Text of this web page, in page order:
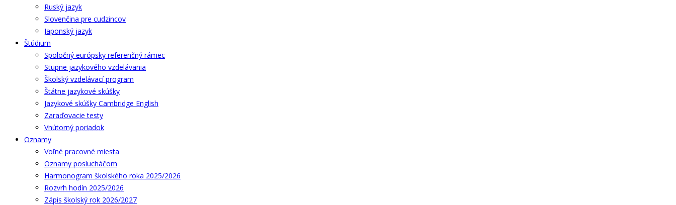
Ruský jazyk
Slovenčina pre cudzincov
Japonský jazyk
Štúdium
Spoločný európsky referenčný rámec
Stupne jazykového vzdelávania
Školský vzdelávací program
Štátne jazykové skúšky
Jazykové skúšky Cambridge English
Zaraďovacie testy
Vnútorný poriadok
Oznamy
Voľné pracovné miesta
Oznamy poslucháčom
Harmonogram školského roka 2025/2026
Rozvrh hodín 2025/2026
Zápis školský rok 2026/2027